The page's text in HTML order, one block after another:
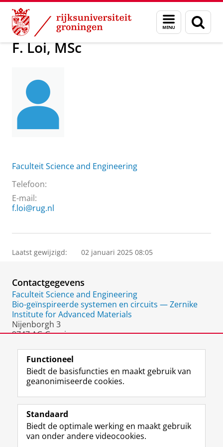
Skip
Content
Skip
Navigation
Menu
en
zoeken
Over ons F. Loi, MSc
F. Loi, MSc
Faculteit Science and Engineering
Telefoon:
E-mail:
f.loi@rug.nl
Laatst gewijzigd: 02 januari 2025 08:05
Contactgegevens
Faculteit Science and Engineering
Bio-geïnspireerde systemen en circuits — Zernike
Institute for Advanced Materials
Nijenborgh 3
9747 AG Groningen
Volg de RUG
F
a
e
b
L
i
k
e
R
S
-
f
I
n
t
Y
o
T
Studiekiezers
Functioneel
Biedt de basisfuncties en maakt gebruik van
geanonimiseerde cookies.
Standaard
Biedt de optimale werking en maakt gebruik
van onder andere videocookies.